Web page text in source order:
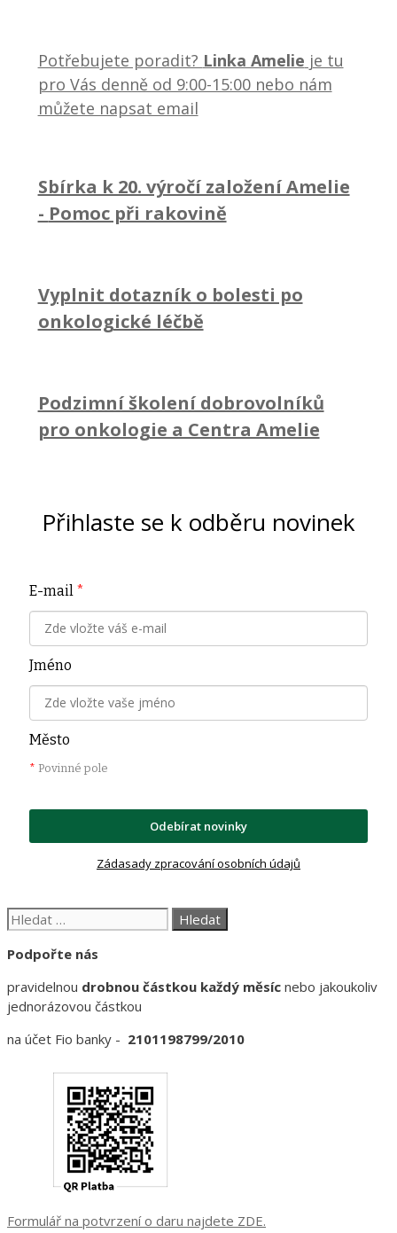
Potřebujete poradit? Linka Amelie je tu
pro Vás denně od 9:00-15:00 nebo nám
můžete napsat email
Sbírka k 20. výročí založení Amelie
- Pomoc při rakovině
Vyplnit dotazník o bolesti po
onkologické léčbě
Podzimní školení dobrovolníků
pro onkologie a Centra Amelie
Přihlaste se k odběru novinek
E-mail *
Jméno
Město
* Povinné pole
Odebírat novinky
Zádasady zpracování osobních údajů
Hledat:
Podpořte nás
pravidelnou drobnou částkou každý měsíc nebo jakoukoliv
jednorázovou částkou
na účet Fio banky - 2101198799/2010
Formulář na potvrzení o daru najdete ZDE.